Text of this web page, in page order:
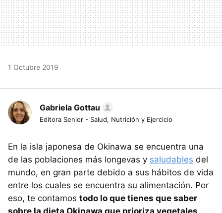
1 Octubre 2019
Gabriela Gottau
Editora Senior - Salud, Nutrición y Ejercicio
En la isla japonesa de Okinawa se encuentra una
de las poblaciones más longevas y saludables del
mundo, en gran parte debido a sus hábitos de vida
entre los cuales se encuentra su alimentación. Por
eso, te contamos todo lo que tienes que saber
sobre la dieta Okinawa que prioriza vegetales,